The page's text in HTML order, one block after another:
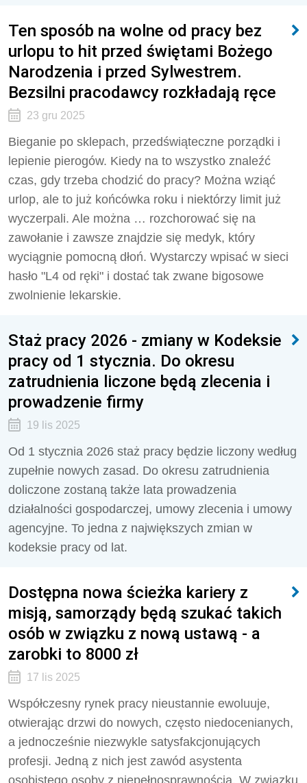
Ten sposób na wolne od pracy bez
urlopu to hit przed świętami Bożego
Narodzenia i przed Sylwestrem.
Bezsilni pracodawcy rozkładają ręce
23 gru 2025
Bieganie po sklepach, przedświąteczne porządki i
lepienie pierogów. Kiedy na to wszystko znaleźć
czas, gdy trzeba chodzić do pracy? Można wziąć
urlop, ale to już końcówka roku i niektórzy limit już
wyczerpali. Ale można … rozchorować się na
zawołanie i zawsze znajdzie się medyk, który
wyciągnie pomocną dłoń. Wystarczy wpisać w sieci
hasło "L4 od ręki" i dostać tak zwane bigosowe
zwolnienie lekarskie.
Staż pracy 2026 - zmiany w Kodeksie
pracy od 1 stycznia. Do okresu
zatrudnienia liczone będą zlecenia i
prowadzenie firmy
19 lis 2025
Od 1 stycznia 2026 staż pracy będzie liczony według
zupełnie nowych zasad. Do okresu zatrudnienia
doliczone zostaną także lata prowadzenia
działalności gospodarczej, umowy zlecenia i umowy
agencyjne. To jedna z największych zmian w
kodeksie pracy od lat.
Dostępna nowa ścieżka kariery z
misją, samorządy będą szukać takich
osób w związku z nową ustawą - a
zarobki to 8000 zł
17 lis 2025
Współczesny rynek pracy nieustannie ewoluuje,
otwierając drzwi do nowych, często niedocenianych,
a jednocześnie niezwykle satysfakcjonujących
profesji. Jedną z nich jest zawód asystenta
osobistego osoby z niepełnosprawnością. W związku